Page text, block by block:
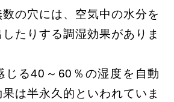
の穴には、空気中の水分を
たりする調湿効果がありま
じる40～60％の湿度を自動
は半永久的といわれていま